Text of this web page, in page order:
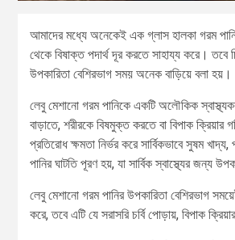
আমাদের মধ্যে অনেকেই এক গ্লাস হালকা গরম
থেকে বিষাক্ত পদার্থ দূর করতে সাহায্য করে। তবে
উপকারিতা বেশিরভাগ সময় অনেক বাড়িয়ে বলা হয়।
লেবু মেশানো গরম পানিকে একটি অলৌকিক
বাড়াতে, শরীরকে বিষমুক্ত করতে বা বিপাক ক্রিয়ার
প্রতিরোধ ক্ষমতা নির্ভর করে সার্বিকভাবে সুষম
পানির ঘাটতি পূরণ হয়, যা সার্বিক স্বাস্থ্যের জন্য
লেবু মেশানো গরম পানির উপকারিতা বেশিরভাগ
করে, তবে এটি যে সরাসরি চর্বি পোড়ায়, বিপাক